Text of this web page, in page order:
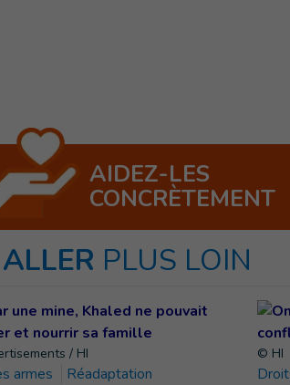
AIDEZ-LES
CONCRÈTEMENT
PLUS LOIN
/ HI
armes Réadaptation
© HI